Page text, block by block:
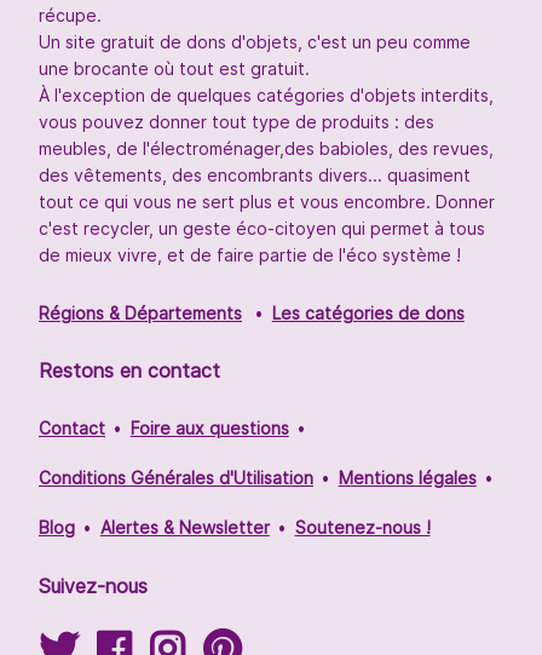
récupe.
Un site gratuit de dons d'objets, c'est un peu comme
une brocante où tout est gratuit.
À l'exception de quelques catégories d'objets interdits,
vous pouvez donner tout type de produits : des
meubles, de l'électroménager,des babioles, des revues,
des vêtements, des encombrants divers... quasiment
tout ce qui vous ne sert plus et vous encombre. Donner
c'est recycler, un geste éco-citoyen qui permet à tous
de mieux vivre, et de faire partie de l'éco système !
Régions & Départements Les catégories de dons
Restons en contact
Contact Foire aux questions
Conditions Générales d'Utilisation Mentions légales
Blog Alertes & Newsletter Soutenez-nous !
Suivez-nous